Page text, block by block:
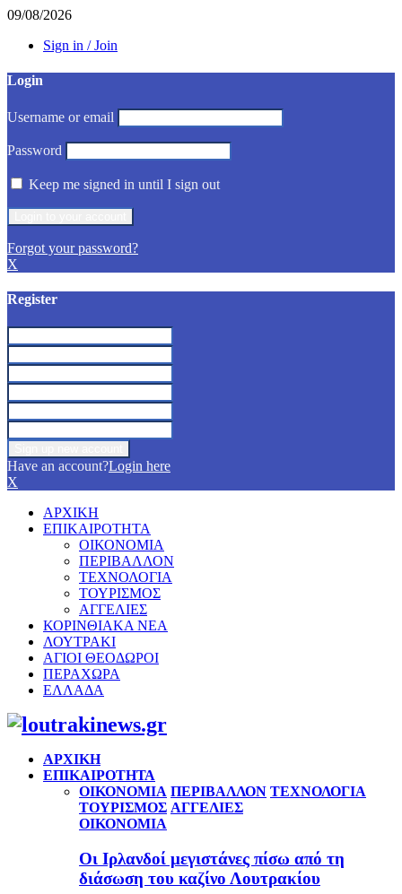
09/08/2026
Sign in / Join
Login
Username or email
Password
Keep me signed in until I sign out
Forgot your password?
X
Register
Have an account?Login here
X
ΑΡΧΙΚΗ
ΕΠΙΚΑΙΡΟΤΗΤΑ
ΟΙΚΟΝΟΜΙΑ
ΠΕΡΙΒΑΛΛΟΝ
ΤΕΧΝΟΛΟΓΙΑ
ΤΟΥΡΙΣΜΟΣ
ΑΓΓΕΛΙΕΣ
ΚΟΡΙΝΘΙΑΚΑ ΝΕΑ
ΛΟΥΤΡΑΚΙ
ΑΓΙΟΙ ΘΕΟΔΩΡΟΙ
ΠΕΡΑΧΩΡΑ
ΕΛΛΑΔΑ
Facebook
Twitter
Instagram
Pinterest
Youtube
ΑΡΧΙΚΗ
ΕΠΙΚΑΙΡΟΤΗΤΑ
ΟΙΚΟΝΟΜΙΑ ΠΕΡΙΒΑΛΛΟΝ ΤΕΧΝΟΛΟΓΙΑ
ΤΟΥΡΙΣΜΟΣ ΑΓΓΕΛΙΕΣ
ΟΙΚΟΝΟΜΙΑ
Οι Ιρλανδοί μεγιστάνες πίσω από τη
διάσωση του καζίνο Λουτρακίου